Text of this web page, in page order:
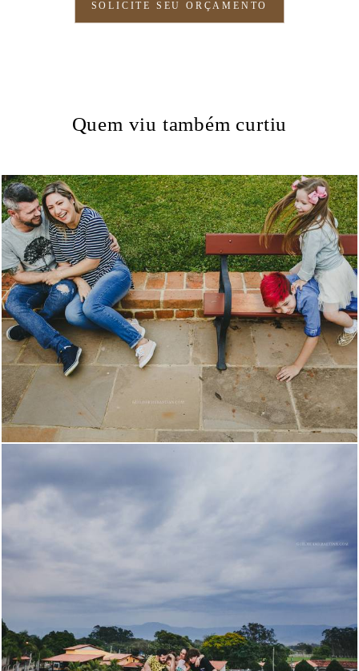
SOLICITE SEU ORÇAMENTO
Quem viu também curtiu
34